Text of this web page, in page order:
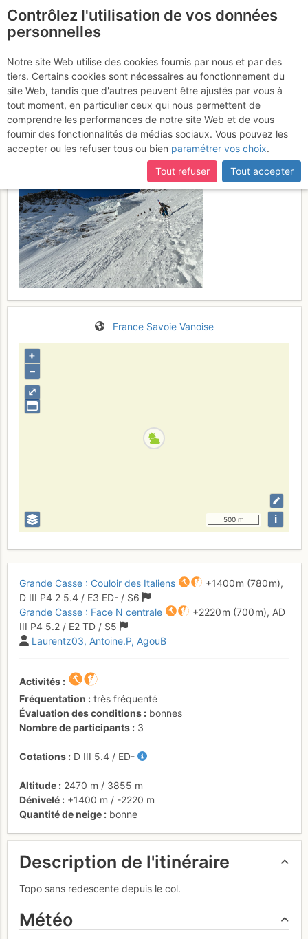
Grande Casse : Couloir
des Italiens + Face NNE
8 - 9
mai 2026
France Savoie Vanoise
⤢
+
–
500 m i
Grande Casse : Couloir des Italiens +1400 m (780 m),
D III P4 2 5.4 / E3 ED- / S6
Grande Casse : Face N centrale
+2220 m (700 m), AD
III P4 5.2 / E2 TD / S5
Laurentz03 Antoine.P AgouB
Activités
Fréquentation
très fréquenté
Évaluation des conditions
bonnes
Nombre de participants
3
Cotations D III 5.4 / ED-
Altitude 2470 m / 3855 m
Dénivelé
+1400 m / -2220 m
Quantité de neige
bonne
Description de l'itinéraire
Topo sans redescente depuis le col.
Météo
Contrôlez l'utilisation de vos données
personnelles
Notre site Web utilise des cookies fournis par nous et par des
tiers. Certains cookies sont nécessaires au fonctionnement du
site Web, tandis que d'autres peuvent être ajustés par vous à
tout moment, en particulier ceux qui nous permettent de
comprendre les performances de notre site Web et de vous
fournir des fonctionnalités de médias sociaux. Vous pouvez les
accepter ou les refuser tous ou bien paramétrer vos choix.
Tout refuser
Tout accepter